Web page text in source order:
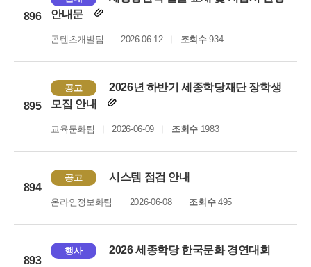
896
안내문
콘텐츠개발팀 2026-06-12 조회수934
895
공고
2026년 하반기 세종학당재단 장학생
모집 안내
교육문화팀 2026-06-09 조회수1983
894
공고 시스템 점검 안내
온라인정보화팀 2026-06-08 조회수495
893
행사 2026 세종학당 한국문화 경연대회